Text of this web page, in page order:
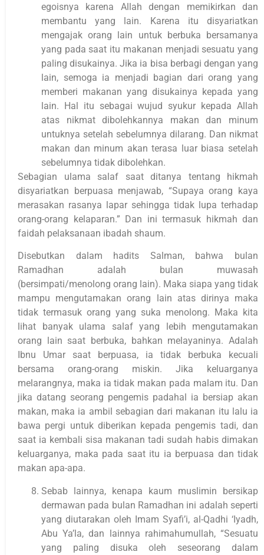
egoisnya karena Allah dengan memikirkan dan
membantu yang lain. Karena itu disyariatkan
mengajak orang lain untuk berbuka bersamanya
yang pada saat itu makanan menjadi sesuatu yang
paling disukainya. Jika ia bisa berbagi dengan yang
lain, semoga ia menjadi bagian dari orang yang
memberi makanan yang disukainya kepada yang
lain. Hal itu sebagai wujud syukur kepada Allah
atas nikmat dibolehkannya makan dan minum
untuknya setelah sebelumnya dilarang. Dan nikmat
makan dan minum akan terasa luar biasa setelah
sebelumnya tidak dibolehkan.
Sebagian ulama salaf saat ditanya tentang hikmah
disyariatkan berpuasa menjawab, “Supaya orang kaya
merasakan rasanya lapar sehingga tidak lupa terhadap
orang-orang kelaparan.” Dan ini termasuk hikmah dan
faidah pelaksanaan ibadah shaum.
Disebutkan dalam hadits Salman, bahwa bulan
Ramadhan adalah bulan muwasah
(bersimpati/menolong orang lain). Maka siapa yang tidak
mampu mengutamakan orang lain atas dirinya maka
tidak termasuk orang yang suka menolong. Maka kita
lihat banyak ulama salaf yang lebih mengutamakan
orang lain saat berbuka, bahkan melayaninya. Adalah
Ibnu Umar saat berpuasa, ia tidak berbuka kecuali
bersama orang-orang miskin. Jika keluarganya
melarangnya, maka ia tidak makan pada malam itu. Dan
jika datang seorang pengemis padahal ia bersiap akan
makan, maka ia ambil sebagian dari makanan itu lalu ia
bawa pergi untuk diberikan kepada pengemis tadi, dan
saat ia kembali sisa makanan tadi sudah habis dimakan
keluarganya, maka pada saat itu ia berpuasa dan tidak
makan apa-apa.
Sebab lainnya, kenapa kaum muslimin bersikap
dermawan pada bulan Ramadhan ini adalah seperti
yang diutarakan oleh Imam Syafi’i, al-Qadhi ‘Iyadh,
Abu Ya’la, dan lainnya rahimahumullah, “Sesuatu
yang paling disuka oleh seseorang dalam